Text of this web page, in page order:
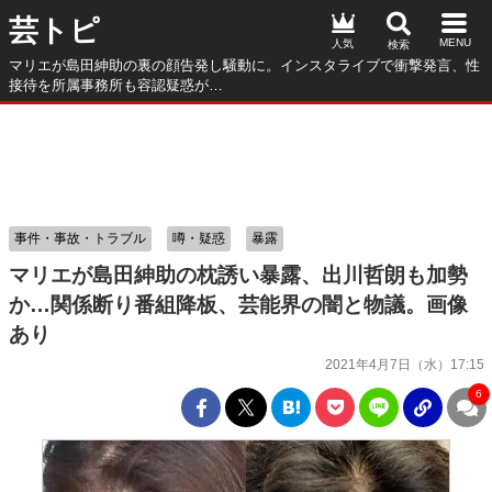
芸トピ
マリエが島田紳助の裏の顔告発し騒動に。インスタライブで衝撃発言、性
接待を所属事務所も容認疑惑が…
人気
マリエが島田紳助の枕誘い暴露、出川哲朗も加勢
か…関係断り番組降板、芸能界の闇と物議。画像
あり
2021年4月7日（水）17:15
事件・事故・トラブル 噂・疑惑 暴露
6